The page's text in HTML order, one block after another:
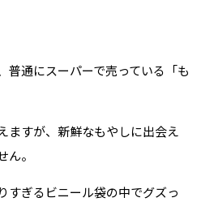
普通にスーパーで売っている「も
ますが、新鮮なもやしに出会え
。
すぎるビニール袋の中でグズっ